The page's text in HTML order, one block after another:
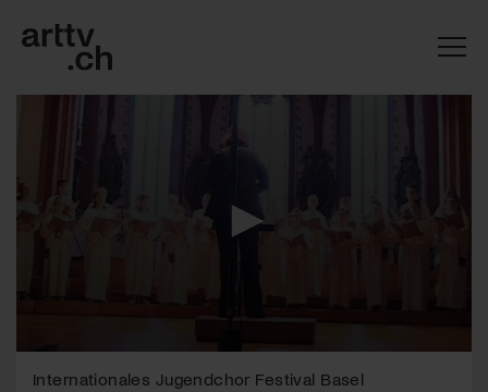
seconds
Internationales Jugendchor Festival Basel
Mach mit: «Be Part of the Art»!